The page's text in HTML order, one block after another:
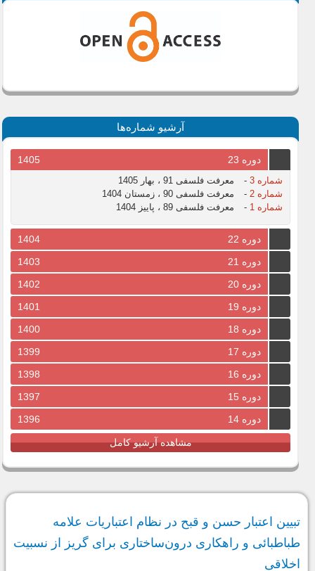
آرشیو شماره‌ها
دوره 23 1405
شماره 3 -
معرفت فلسفی 91 ، بهار 1405
شماره 2
-
معرفت فلسفی 90 ، زمستان 1404
شماره 1
- معرفت فلسفی 89 ، پاییز 1404
دوره 22
1404
دوره 21
1403
دوره 20
1402
دوره 19
1401
دوره 18
1400
دوره 17
1399
دوره 16
1398
دوره 15
1397
دوره 14
1396
مشاهده آرشیو کامل
تبیین اعتبار حسن و قبح در نظام اعتباریات علامه
طباطبائی و راهکاری درون‌ساختاری برای گریز از نسبیت
اخلاقی